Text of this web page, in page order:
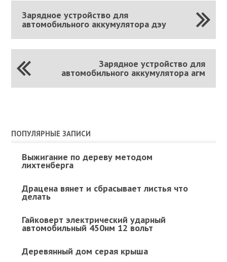
Зарядное устройство для
автомобильного аккумулятора дэу
Зарядное устройство для
автомобильного аккумулятора агм
ПОПУЛЯРНЫЕ ЗАПИСИ
Выжигание по дереву методом
лихтенберга
Драцена вянет и сбрасывает листья что
делать
Гайковерт электрический ударный
автомобильный 450нм 12 вольт
Деревянный дом серая крыша